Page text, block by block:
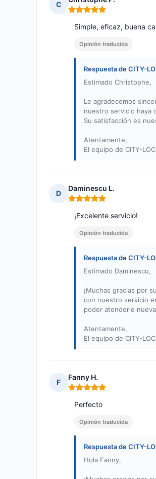
C
Nota: 5 de 5
Simple, eficaz, buena
Opinión traducida
Respuesta de CITY-
Estimado Christophe,
Le agradecemos
nuestro servicio haya
Su satisfacción es
Atentamente,
El equipo de CITY-
D
Daminescu L.
Nota: 5 de 5
¡Excelente servicio!
Opinión traducida
Respuesta de CITY-
Estimado Daminescu,
¡Muchas gracias por
con nuestro servicio
poder atenderle
Atentamente,
El equipo de CITY-
F
Fanny H.
Nota: 5 de 5
Perfecto
Opinión traducida
Respuesta de CITY-
Hola Fanny,